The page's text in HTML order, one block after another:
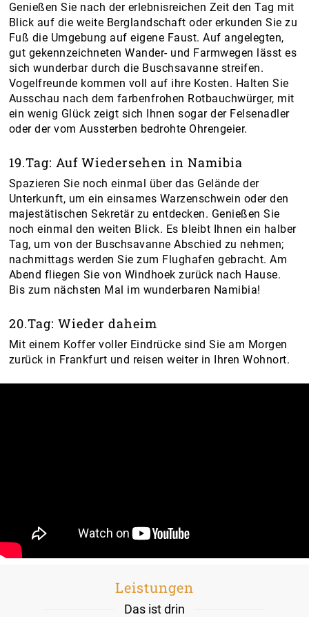
Genießen Sie nach der erlebnisreichen Zeit den Tag mit
Blick auf die weite Berglandschaft oder erkunden Sie zu
Fuß die Umgebung auf eigene Faust. Auf angelegten,
gut gekennzeichneten Wander- und Farmwegen lässt es
sich wunderbar durch die Buschsavanne streifen.
Vogelfreunde kommen voll auf ihre Kosten. Halten Sie
Ausschau nach dem farbenfrohen Rotbauchwürger, mit
ein wenig Glück zeigt sich Ihnen sogar der Felsenadler
oder der vom Aussterben bedrohte Ohrengeier.
19.Tag: Auf Wiedersehen in Namibia
Spazieren Sie noch einmal über das Gelände der
Unterkunft, um ein einsames Warzenschwein oder den
majestätischen Sekretär zu entdecken. Genießen Sie
noch einmal den weiten Blick. Es bleibt Ihnen ein halber
Tag, um von der Buschsavanne Abschied zu nehmen;
nachmittags werden Sie zum Flughafen gebracht. Am
Abend fliegen Sie von Windhoek zurück nach Hause.
Bis zum nächsten Mal im wunderbaren Namibia!
20.Tag: Wieder daheim
Mit einem Koffer voller Eindrücke sind Sie am Morgen
zurück in Frankfurt und reisen weiter in Ihren Wohnort.
Leistungen
Das ist drin